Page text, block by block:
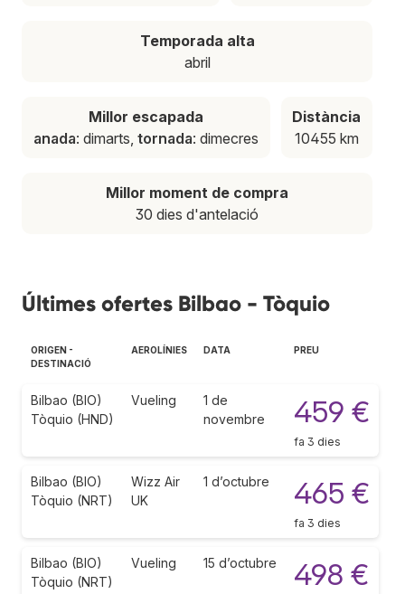
Temporada alta
abril
Millor escapada
anada: dimarts, tornada: dimecres
Distància
10455 km
Millor moment de compra
30 dies d'antelació
Últimes ofertes Bilbao - Tòquio
ORIGEN -
DESTINACIÓ
AEROLÍNIES DATA PREU
Bilbao (BIO)
Tòquio (HND)
Vueling
1 de
novembre
459 €
fa 3 dies
Bilbao (BIO)
Tòquio (NRT)
Wizz Air
UK
1 d’octubre 465 €
fa 3 dies
Bilbao (BIO)
Tòquio (NRT)
Vueling 15 d’octubre 498 €